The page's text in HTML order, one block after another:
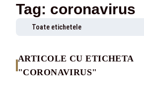
Tag: coronavirus
Toate etichetele
ARTICOLE CU ETICHETA
"CORONAVIRUS"